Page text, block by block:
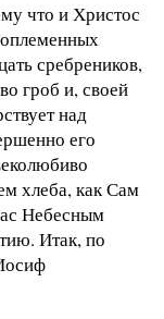
что и Христос
сребреников,
гроб и, своей
над
его
хлеба, как Сам
Небесным
Итак, по